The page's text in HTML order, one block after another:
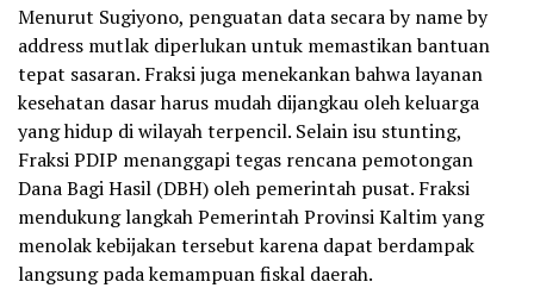
Menurut Sugiyono, penguatan data secara by name by
address mutlak diperlukan untuk memastikan bantuan
tepat sasaran. Fraksi juga menekankan bahwa layanan
kesehatan dasar harus mudah dijangkau oleh keluarga
yang hidup di wilayah terpencil. Selain isu stunting,
Fraksi PDIP menanggapi tegas rencana pemotongan
Dana Bagi Hasil (DBH) oleh pemerintah pusat. Fraksi
mendukung langkah Pemerintah Provinsi Kaltim yang
menolak kebijakan tersebut karena dapat berdampak
langsung pada kemampuan fiskal daerah.